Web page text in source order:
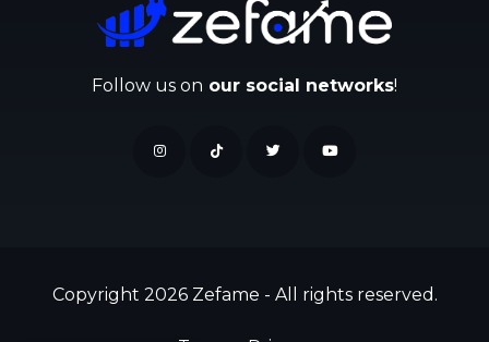
Follow us on our social networks!
Copyright 2026 Zefame - All rights reserved.